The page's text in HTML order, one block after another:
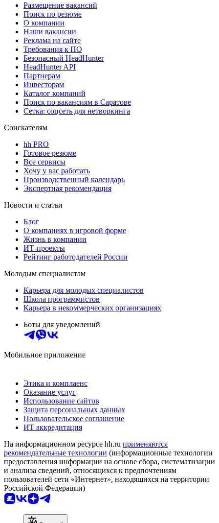
Размещение вакансий
Поиск по резюме
О компании
Наши вакансии
Реклама на сайте
Требования к ПО
Безопасный HeadHunter
HeadHunter API
Партнерам
Инвесторам
Каталог компаний
Поиск по вакансиям в Саратове
Сетка: соцсеть для нетворкинга
Соискателям
hh PRO
Готовое резюме
Все сервисы
Хочу у вас работать
Производственный календарь
Экспертная рекомендация
Новости и статьи
Блог
О компаниях в игровой форме
Жизнь в компании
ИТ-проекты
Рейтинг работодателей России
Молодым специалистам
Карьера для молодых специалистов
Школа программистов
Карьера в некоммерческих организациях
Боты для уведомлений
Мобильное приложение
Этика и комплаенс
Оказание услуг
Использование сайтов
Защита персональных данных
Пользовательское соглашение
ИТ аккредитация
На информационном ресурсе hh.ru применяются
рекомендательные технологии (информационные технологии
предоставления информации на основе сбора, систематизации
и анализа сведений, относящихся к предпочтениям
пользователей сети «Интернет», находящихся на территории
Российской Федерации)